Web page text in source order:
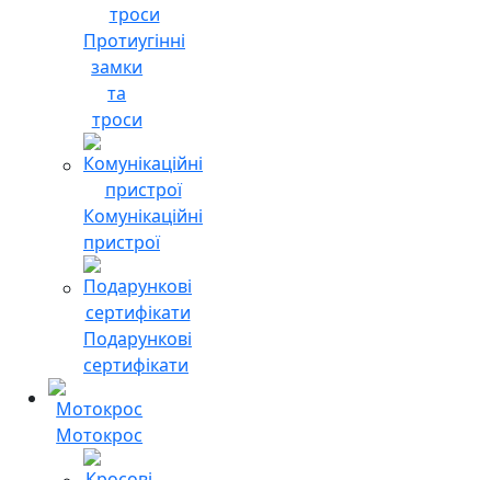
Протиугінні
замки
та
троси
Комунікаційні
пристрої
Подарункові
сертифікати
Мотокрос